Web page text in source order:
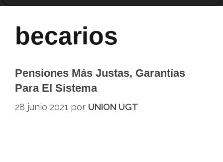
becarios
Pensiones Más Justas, Garantías
Para El Sistema
28 junio 2021 por UNION UGT